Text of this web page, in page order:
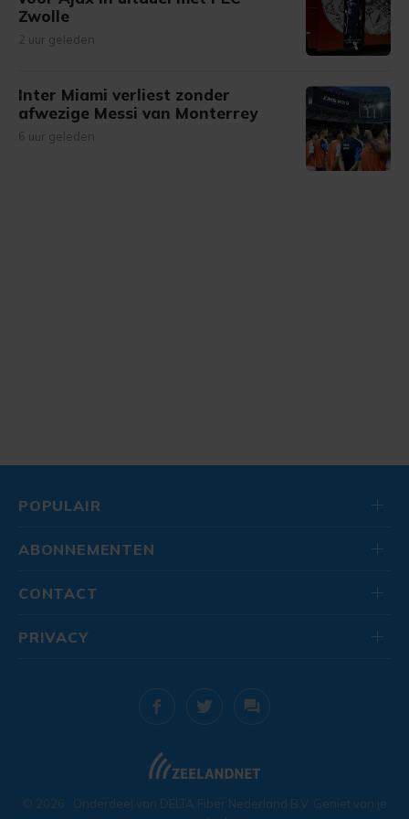
Zwolle
2 uur geleden
Inter Miami verliest zonder
afwezige Messi van Monterrey
6 uur geleden
POPULAIR
ABONNEMENTEN
CONTACT
© 2026 . Onderdeel van DELTA Fiber Nederland B.V. Geniet van je
PRIVACY